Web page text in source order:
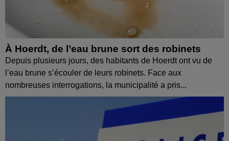
À Hoerdt, de l’eau brune sort des robinets
Depuis plusieurs jours, des habitants de Hoerdt ont vu de
l’eau brune s’écouler de leurs robinets. Face aux
nombreuses interrogations, la municipalité a pris...